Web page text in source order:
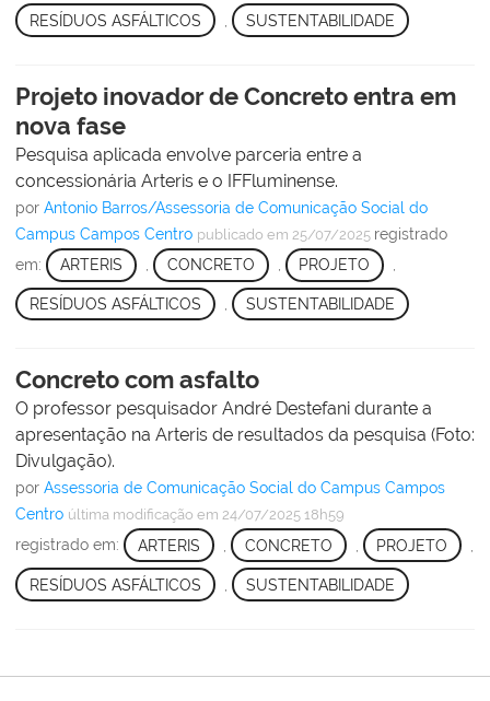
RESÍDUOS ASFÁLTICOS SUSTENTABILIDADE
Projeto inovador de Concreto entra em
nova fase
Pesquisa aplicada envolve parceria entre a
concessionária Arteris e o IFFluminense.
por Antonio Barros/Assessoria de Comunicação Social do
Campus Campos Centro publicado em 25/07/2025 registrado
em:
ARTERIS , CONCRETO , PROJETO ,
RESÍDUOS ASFÁLTICOS SUSTENTABILIDADE
Concreto com asfalto
O professor pesquisador André Destefani durante a
apresentação na Arteris de resultados da pesquisa (Foto:
Divulgação).
por Assessoria de Comunicação Social do Campus Campos
Centro última modificação em 24/07/2025 18h59
registrado em: ARTERIS CONCRETO PROJETO
RESÍDUOS ASFÁLTICOS SUSTENTABILIDADE